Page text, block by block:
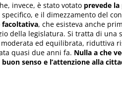
invece, è stato votato prevede
e il dimezzamento del
facoltativa, che esisteva anche
della legislatura. Si tratta di una
ed equilibrata, riduttiva
quasi due anni fa. Nulla a che
senso e l’attenzione alla